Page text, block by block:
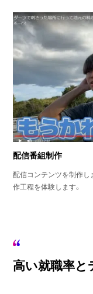
配信番組制作
配信コンテンツを制作し
作工程を体験します。
高い就職率と